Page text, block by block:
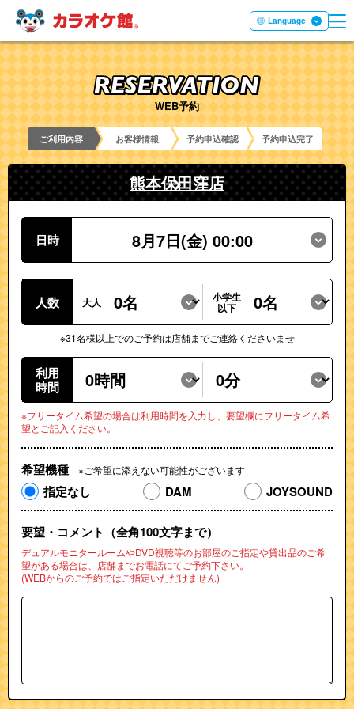
本文へ移動する Language
WEB予約
ご利用内容 お客様情報 予約申込確認 予約申込完了
熊本保田窪店
日時 8月7日(金) 00:00
人数 大人 小学生
以下
※31名様以上でのご予約は店舗までご連絡くださいませ
利用
時間
※フリータイム希望の場合は利用時間を入力し、要望欄にフリータイム希
望とご記入ください。
希望機種 ※ご希望に添えない可能性がございます
指定なし DAM JOYSOUND
要望・コメント（全角100文字まで）
デュアルモニタールームやDVD視聴等のお部屋のご指定や貸出品のご希
望がある場合は、店舗までお電話にてご予約下さい。
(WEBからのご予約ではご指定いただけません)